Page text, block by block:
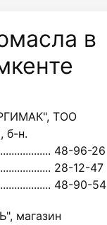
в
ТОО
б-н.
48-96-26
28-12-47
48-90-54
магазин